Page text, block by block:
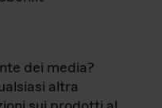
dei media?
altra